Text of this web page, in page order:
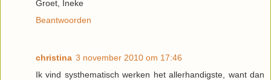
Groet, Ineke
Beantwoorden
christina 3 november 2010 om 17:46
Ik vind systhematisch werken het allerhandigste, want dan